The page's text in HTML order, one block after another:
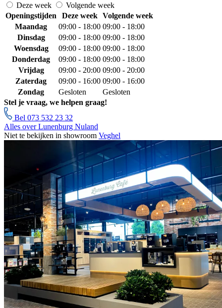
Deze week
Volgende week
Openingstijden
Deze week
Volgende week
Maandag
09:00 - 18:00 09:00 - 18:00
Dinsdag
09:00 - 18:00 09:00 - 18:00
Woensdag
09:00 - 18:00 09:00 - 18:00
Donderdag
09:00 - 18:00 09:00 - 18:00
Vrijdag
09:00 - 20:00 09:00 - 20:00
Zaterdag
09:00 - 16:00 09:00 - 16:00
Zondag
Gesloten
Gesloten
Stel je vraag, we helpen graag!
Bel 073 532 23 32
Alles over Lunenburg Nuland
Niet te bekijken in showroom Veghel